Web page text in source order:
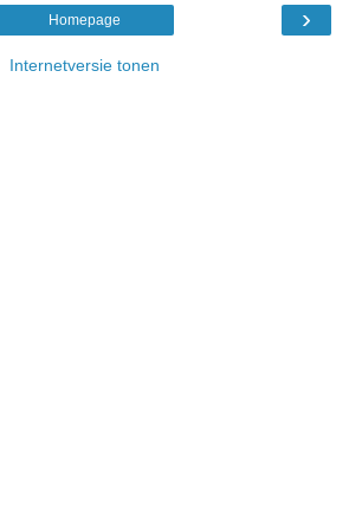
›
Homepage
Internetversie tonen